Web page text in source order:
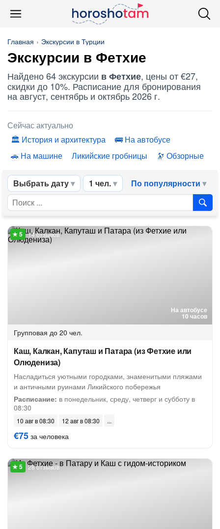
Главная Экскурсии в Турции
Экскурсии в Фетхие
Найдено 64 экскурсии в Фетхие, цены от €27,
скидки до 10%. Расписание для бронирования
на август, сентябрь и октябрь 2026 г.
Сейчас актуально
История и архитектура
На автобусе
На машине
Ликийские гробницы Обзорные
Выбрать дату 1 чел. По популярности
На автобусе
10 часов
14 отзывов
Групповая до 20 чел.
Каш, Калкан, Капуташ и Патара (из Фетхие или
Олюдениза)
Насладиться уютными городками, знаменитыми пляжами
и античными руинами Ликийского побережья
Расписание: в понедельник, среду, четверг и субботу в
08:30
10 авг в 08:30 12 авг в 08:30
€75 за человека
28 отзывов